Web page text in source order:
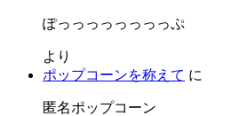
ぽっっっっっっっっぷ
より
ポップコーンを称えて に
匿名ポップコーン